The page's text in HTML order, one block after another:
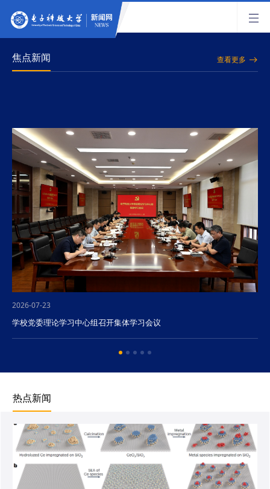
焦点新闻 查看更多
2026-07-23
学校党委理论学习中心组召开集体学习会议
热点新闻